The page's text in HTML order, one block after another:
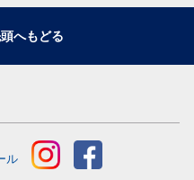
へもどる
ル